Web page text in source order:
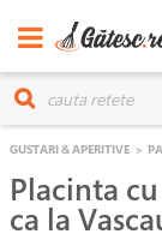
GUSTARI & APERITIVE >
Placinta
ca la